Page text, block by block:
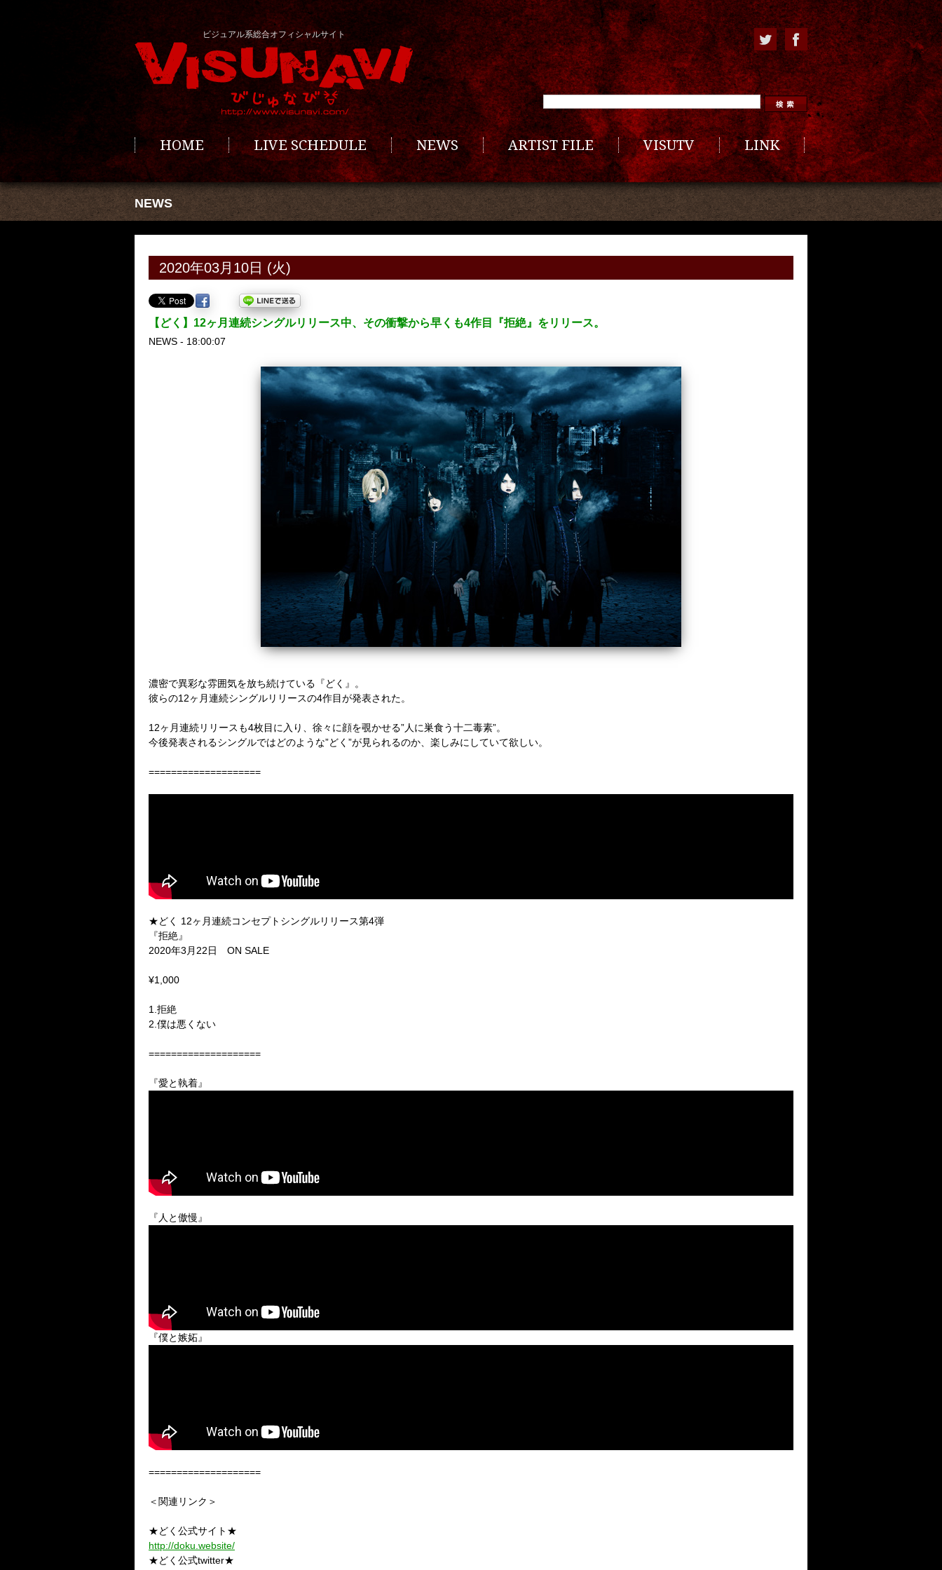
ビジュアル系総合オフィシャルサイト
HOME LIVE SCHEDULE NEWS ARTIST FILE VISUTV LINK
NEWS
2020年03月10日 (火)
【どく】12ヶ月連続シングルリリース中、その衝撃から早くも4作目『拒絶』をリリース。
NEWS - 18:00:07
濃密で異彩な雰囲気を放ち続けている『どく』。
彼らの12ヶ月連続シングルリリースの4作目が発表された。
12ヶ月連続リリースも4枚目に入り、徐々に顔を覗かせる”人に巣食う十二毒素”。
今後発表されるシングルではどのような”どく”が見られるのか、楽しみにしていて欲しい。
====================
★どく 12ヶ月連続コンセプトシングルリリース第4弾
『拒絶』
2020年3月22日 ON SALE
¥1,000
1.拒絶
2.僕は悪くない
====================
『愛と執着』
『人と傲慢』
『僕と嫉妬』
====================
＜関連リンク＞
★どく公式サイト★
http://doku.website/
★どく公式twitter★